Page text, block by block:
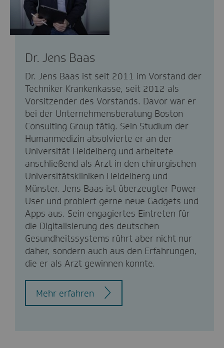
Dr. Jens Baas
Dr. Jens Baas ist seit 2011 im Vorstand der
Techniker Krankenkasse, seit 2012 als
Vorsitzender des Vorstands. Davor war er
bei der Unternehmensberatung Boston
Consulting Group tätig. Sein Studium der
Humanmedizin absolvierte er an der
Universität Heidelberg und arbeitete
anschließend als Arzt in den chirurgischen
Universitätskliniken Heidelberg und
Münster. Jens Baas ist überzeugter Power-
User und probiert gerne neue Gadgets und
Apps aus. Sein engagiertes Eintreten für
die Digitalisierung des deutschen
Gesundheitssystems rührt aber nicht nur
daher, sondern auch aus den Erfahrungen,
die er als Arzt gewinnen konnte.
Mehr erfahren